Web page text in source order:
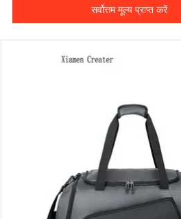
सर्वोत्तम मूल्य प्राप्त करें